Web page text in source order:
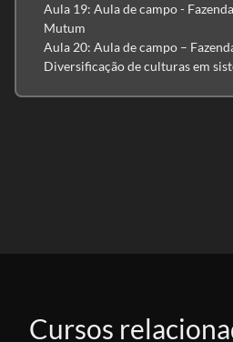
Aula 19: Aula de campo -
Mutum
Aula 20: Aula de campo –
Diversificação de culturas em
Cursos